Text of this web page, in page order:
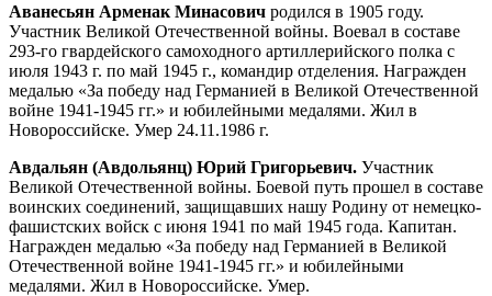
Аванесьян Арменак Минасович родился в 1905 году.
Участник Великой Отечественной войны. Воевал в составе
293-го гвардейского самоходного артиллерийского полка с
июля 1943 г. по май 1945 г., командир отделения. Награжден
медалью «За победу над Германией в Великой Отечественной
войне 1941-1945 гг.» и юбилейными медалями. Жил в
Новороссийске. Умер 24.11.1986 г.
Авдальян (Авдольянц) Юрий Григорьевич. Участник
Великой Отечественной войны. Боевой путь прошел в составе
воинских соединений, защищавших нашу Родину от немецко-
фашистских войск с июня 1941 по май 1945 года. Капитан.
Награжден медалью «За победу над Германией в Великой
Отечественной войне 1941-1945 гг.» и юбилейными
медалями. Жил в Новороссийске. Умер.